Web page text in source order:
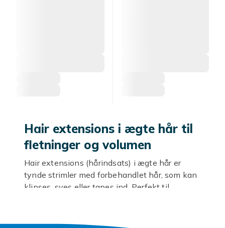
Hair extensions i ægte hår til
fletninger og volumen
Hair extensions (hårindsats) i ægte hår er
tynde strimler med forbehandlet hår, som kan
klipses, syes eller tapes ind. Perfekt til
Forskellige fæstemetoder